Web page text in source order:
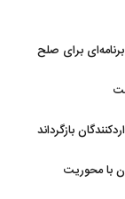
برای صلح
با محوریت